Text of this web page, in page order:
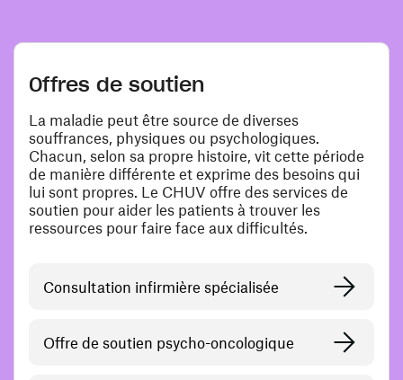
Offres de soutien
La maladie peut être source de diverses
souffrances, physiques ou psychologiques.
Chacun, selon sa propre histoire, vit cette période
de manière différente et exprime des besoins qui
lui sont propres. Le CHUV offre des services de
soutien pour aider les patients à trouver les
ressources pour faire face aux difficultés.
Consultation infirmière spécialisée
Offre de soutien psycho-oncologique